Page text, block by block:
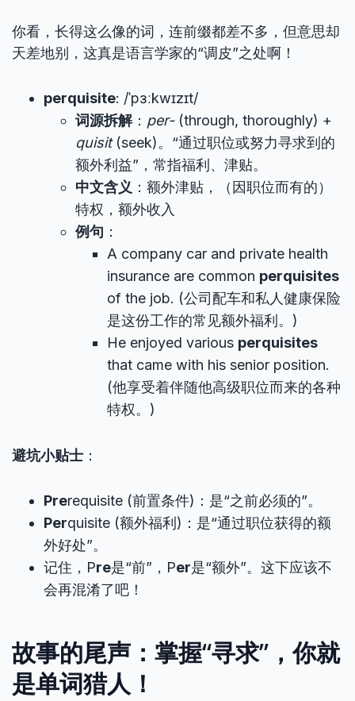
你看，长得这么像的词，连前缀都差不多，但意思却
天差地别，这真是语言学家的“调皮”之处啊！
perquisite: /ˈpɜːkwɪzɪt/
词源拆解： per-(through, thoroughly) +
quisit(seek)。“通过职位或努力寻求到的
额外利益”，常指福利、津贴。
中文含义 ：额外津贴，（因职位而有的）
特权，额外收入
例句 ：
A company car and private health
insurance are common perquisites
of the job. (公司配车和私人健康保险
是这份工作的常见额外福利。)
He enjoyed various perquisites
that came with his senior position.
(他享受着伴随他高级职位而来的各种
特权。)
避坑小贴士 ：
Prerequisite (前置条件)：是“之前必须的”。
Perquisite (额外福利)：是“通过职位获得的额
外好处”。
记住，Pre是“前”，Per是“额外”。这下应该不
会再混淆了吧！
故事的尾声：掌握“寻求”，你就
是单词猎人！